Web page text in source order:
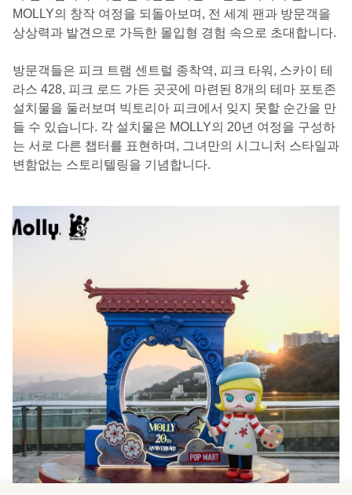
MOLLY의 창작 여정을 되돌아보며, 전 세계 팬과 방문객을
상상력과 발견으로 가득한 몰입형 경험 속으로 초대합니다.
방문객들은 피크 트램 센트럴 종착역, 피크 타워, 스카이 테
라스 428, 피크 로드 가든 곳곳에 마련된 8개의 테마 포토존
설치물을 둘러보며 빅토리아 피크에서 잊지 못할 순간을 만
들 수 있습니다. 각 설치물은 MOLLY의 20년 여정을 구성하
는 서로 다른 챕터를 표현하며, 그녀만의 시그니처 스타일과
변함없는 스토리텔링을 기념합니다.